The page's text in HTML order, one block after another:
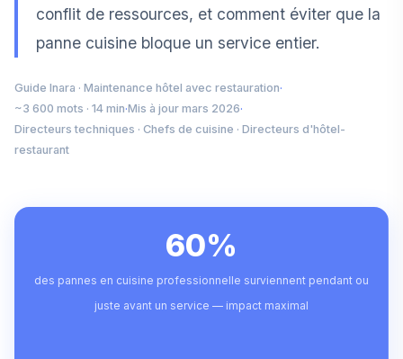
conflit de ressources, et comment éviter que la
panne cuisine bloque un service entier.
Guide Inara · Maintenance hôtel avec restauration·
~3 600 mots · 14 min·Mis à jour mars 2026·
Directeurs techniques · Chefs de cuisine · Directeurs d'hôtel-
restaurant
60%
des pannes en cuisine professionnelle surviennent pendant ou
juste avant un service — impact maximal